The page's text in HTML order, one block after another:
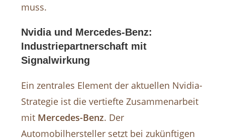
muss.
Nvidia und Mercedes-Benz:
Industriepartnerschaft mit
Signalwirkung
Ein zentrales Element der aktuellen Nvidia-
Strategie ist die vertiefte Zusammenarbeit
mit Mercedes-Benz. Der
Automobilhersteller setzt bei zukünftigen